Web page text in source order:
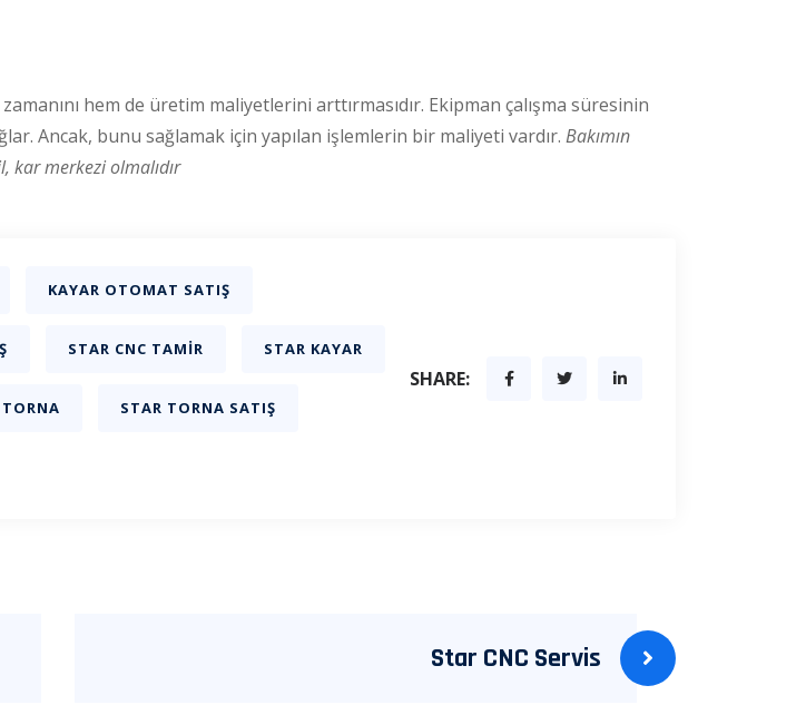
hem de üretim maliyetlerini arttırmasıdır. Ekipman çalışma süresinin
Ancak, bunu sağlamak için yapılan işlemlerin bir maliyeti vardır. Bakımın
kar merkezi olmalıdır
KAYAR OTOMAT SATIŞ
STAR CNC TAMIR STAR KAYAR
STAR TORNA SATIŞ
SHARE:
Star CNC Servis